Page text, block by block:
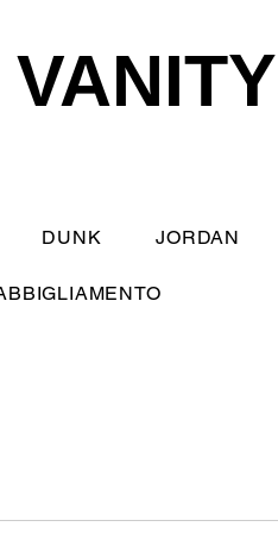
VANITY
DUNK JORDAN